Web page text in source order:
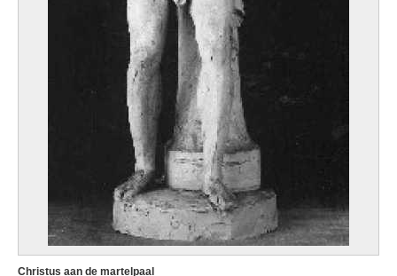
Christus aan de martelpaal